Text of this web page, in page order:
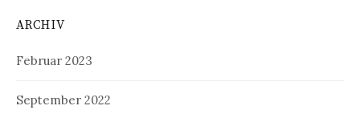
ARCHIV
Februar 2023
September 2022